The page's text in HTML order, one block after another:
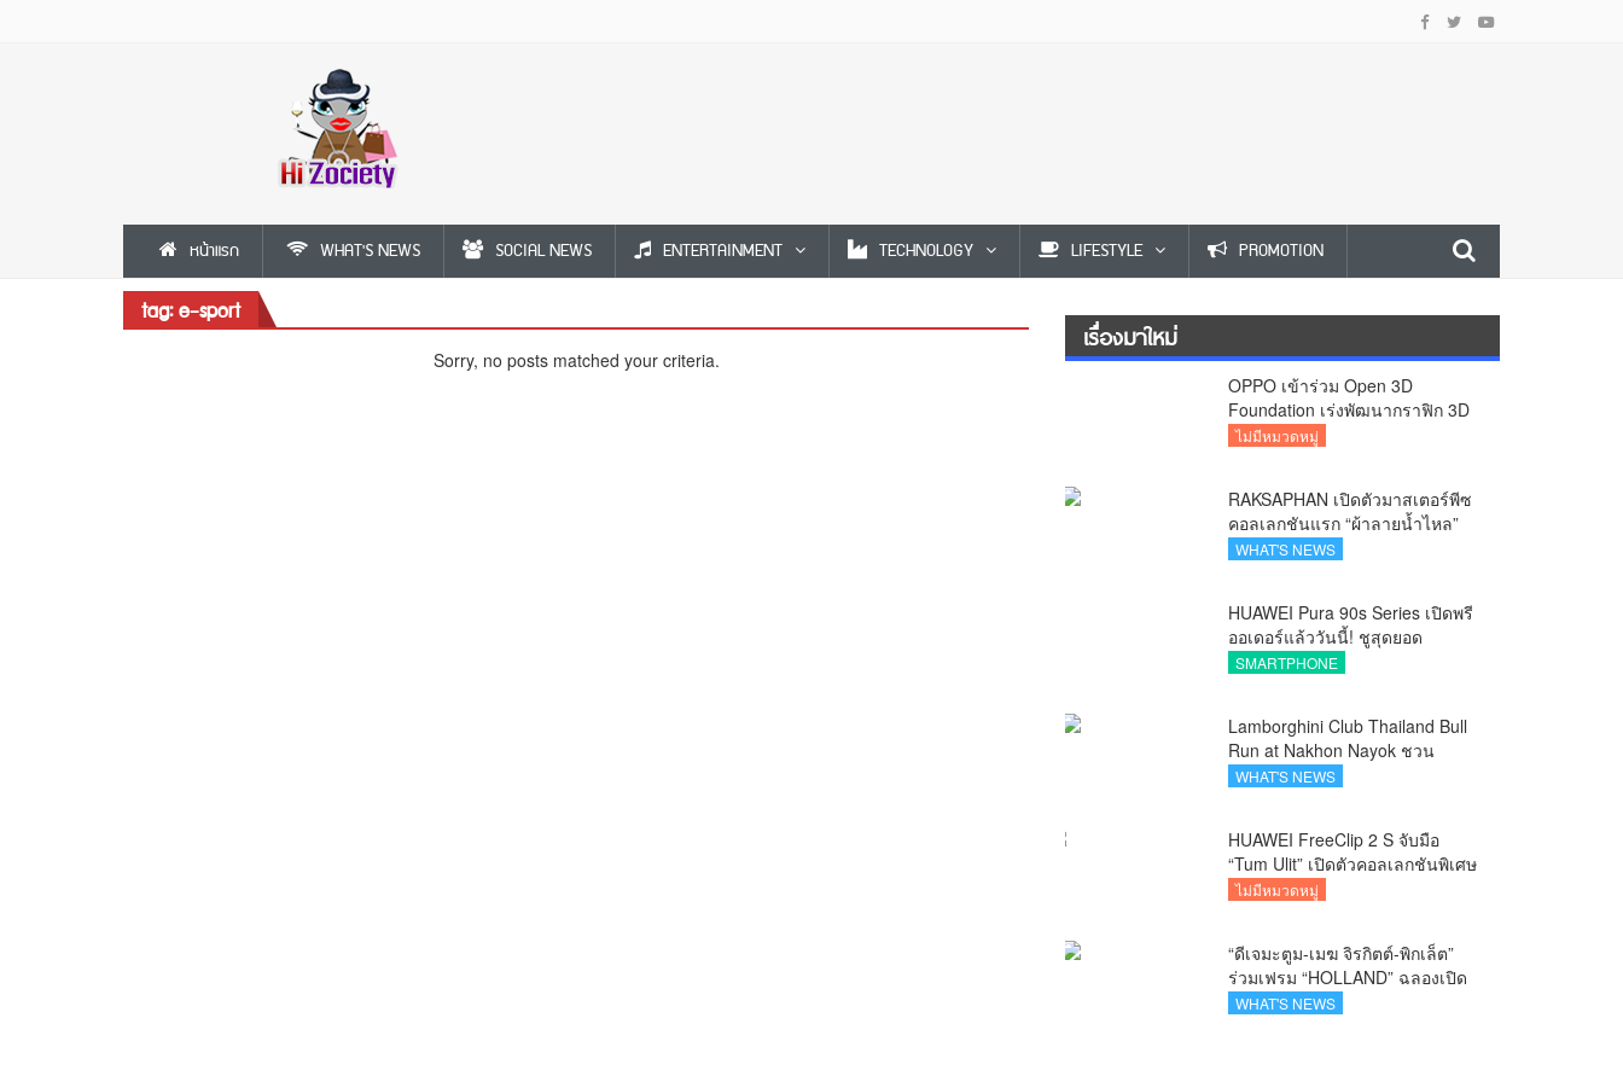
หน้าแรก WHAT'S NEWS SOCIAL NEWS ENTERTAINMENT TECHNOLOGY LIFESTYLE PROMOTION
tag: e-sport
Sorry, no posts matched your criteria.
เรื่องมาใหม่
OPPO เข้าร่วม Open 3D
Foundation เร่งพัฒนากราฟิก 3D
บนอุปกรณ์มือถือ
ไม่มีหมวดหมู่
RAKSAPHAN เปิดตัวมาสเตอร์พีซ
คอลเลกชันแรก “ผ้าลายน้ำไหล”
ยกระดับภูมิปัญญาท้องถิ่นสู่งาน
WHAT'S NEWS
HUAWEI Pura 90s Series เปิดพรี
ออเดอร์แล้ววันนี้! ชูสุดยอด
นวัตกรรมกล้อง พร้อม AI อัจฉริยะ
SMARTPHONE
Lamborghini Club Thailand Bull
Run at Nakhon Nayok ชวน
คาราวานกระทิงดุ สัมผัสธรรมชาติ
WHAT'S NEWS
HUAWEI FreeClip 2 S จับมือ
“Tum Ulit” เปิดตัวคอลเลกชันพิเศษ
Space Explorer ถ่ายทอดศิลปะบน
ไม่มีหมวดหมู่
“ดีเจมะตูม-เมฆ จิรกิตต์-พิกเล็ต”
ร่วมเฟรม “HOLLAND” ฉลองเปิด
ตัว SELBAN แบรนด์แฟชั่น
WHAT'S NEWS